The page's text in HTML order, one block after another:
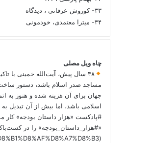
۳۳- کوروش عرفانی ، دیدگاه
۳۴- میترا معتمدی، خودمونی
چاه ویل مصلی
۳۸ سال پیش، آیت‌الله خمینی با
مساجد صدر اسلام باشد، دستور
جهان برای آن هزینه شده و هنوز به
اسلامی باشد، اما بیش از آن تبدیل
#پادکست «هزار داستان بودجه» کار
«#هزار_داستان_بودجه» را در